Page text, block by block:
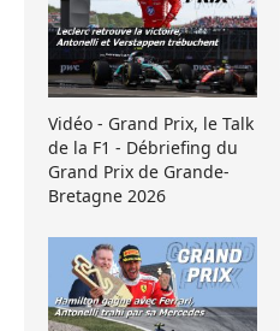
Vidéo - Grand Prix, le Talk
de la F1 - Débriefing du
Grand Prix de Grande-
Bretagne 2026